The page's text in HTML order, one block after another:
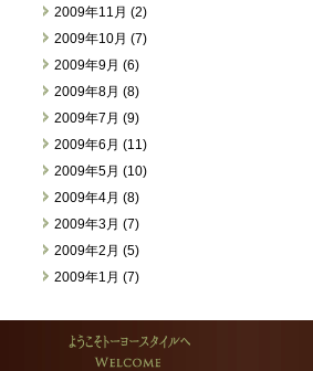
2009年11月 (2)
2009年10月 (7)
2009年9月 (6)
2009年8月 (8)
2009年7月 (9)
2009年6月 (11)
2009年5月 (10)
2009年4月 (8)
2009年3月 (7)
2009年2月 (5)
2009年1月 (7)